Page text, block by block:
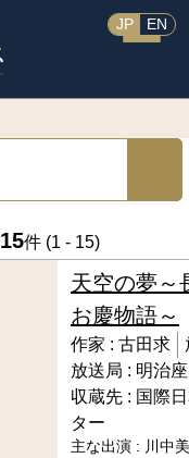
JP EN
15件 (1 - 15)
天空の夢～
お慶物語～
作家 : 古田求
放送局 : 明治座
収蔵先 : 国際
ター
主な出演 : 川中